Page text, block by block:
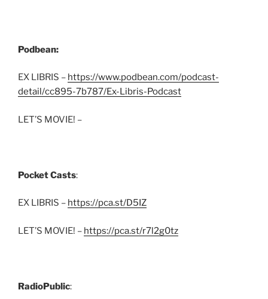
Podbean:
EX LIBRIS – https://www.podbean.com/podcast-
detail/cc895-7b787/Ex-Libris-Podcast
LET’S MOVIE! –
Pocket Casts:
EX LIBRIS – https://pca.st/D5IZ
LET’S MOVIE! – https://pca.st/r7l2g0tz
RadioPublic: